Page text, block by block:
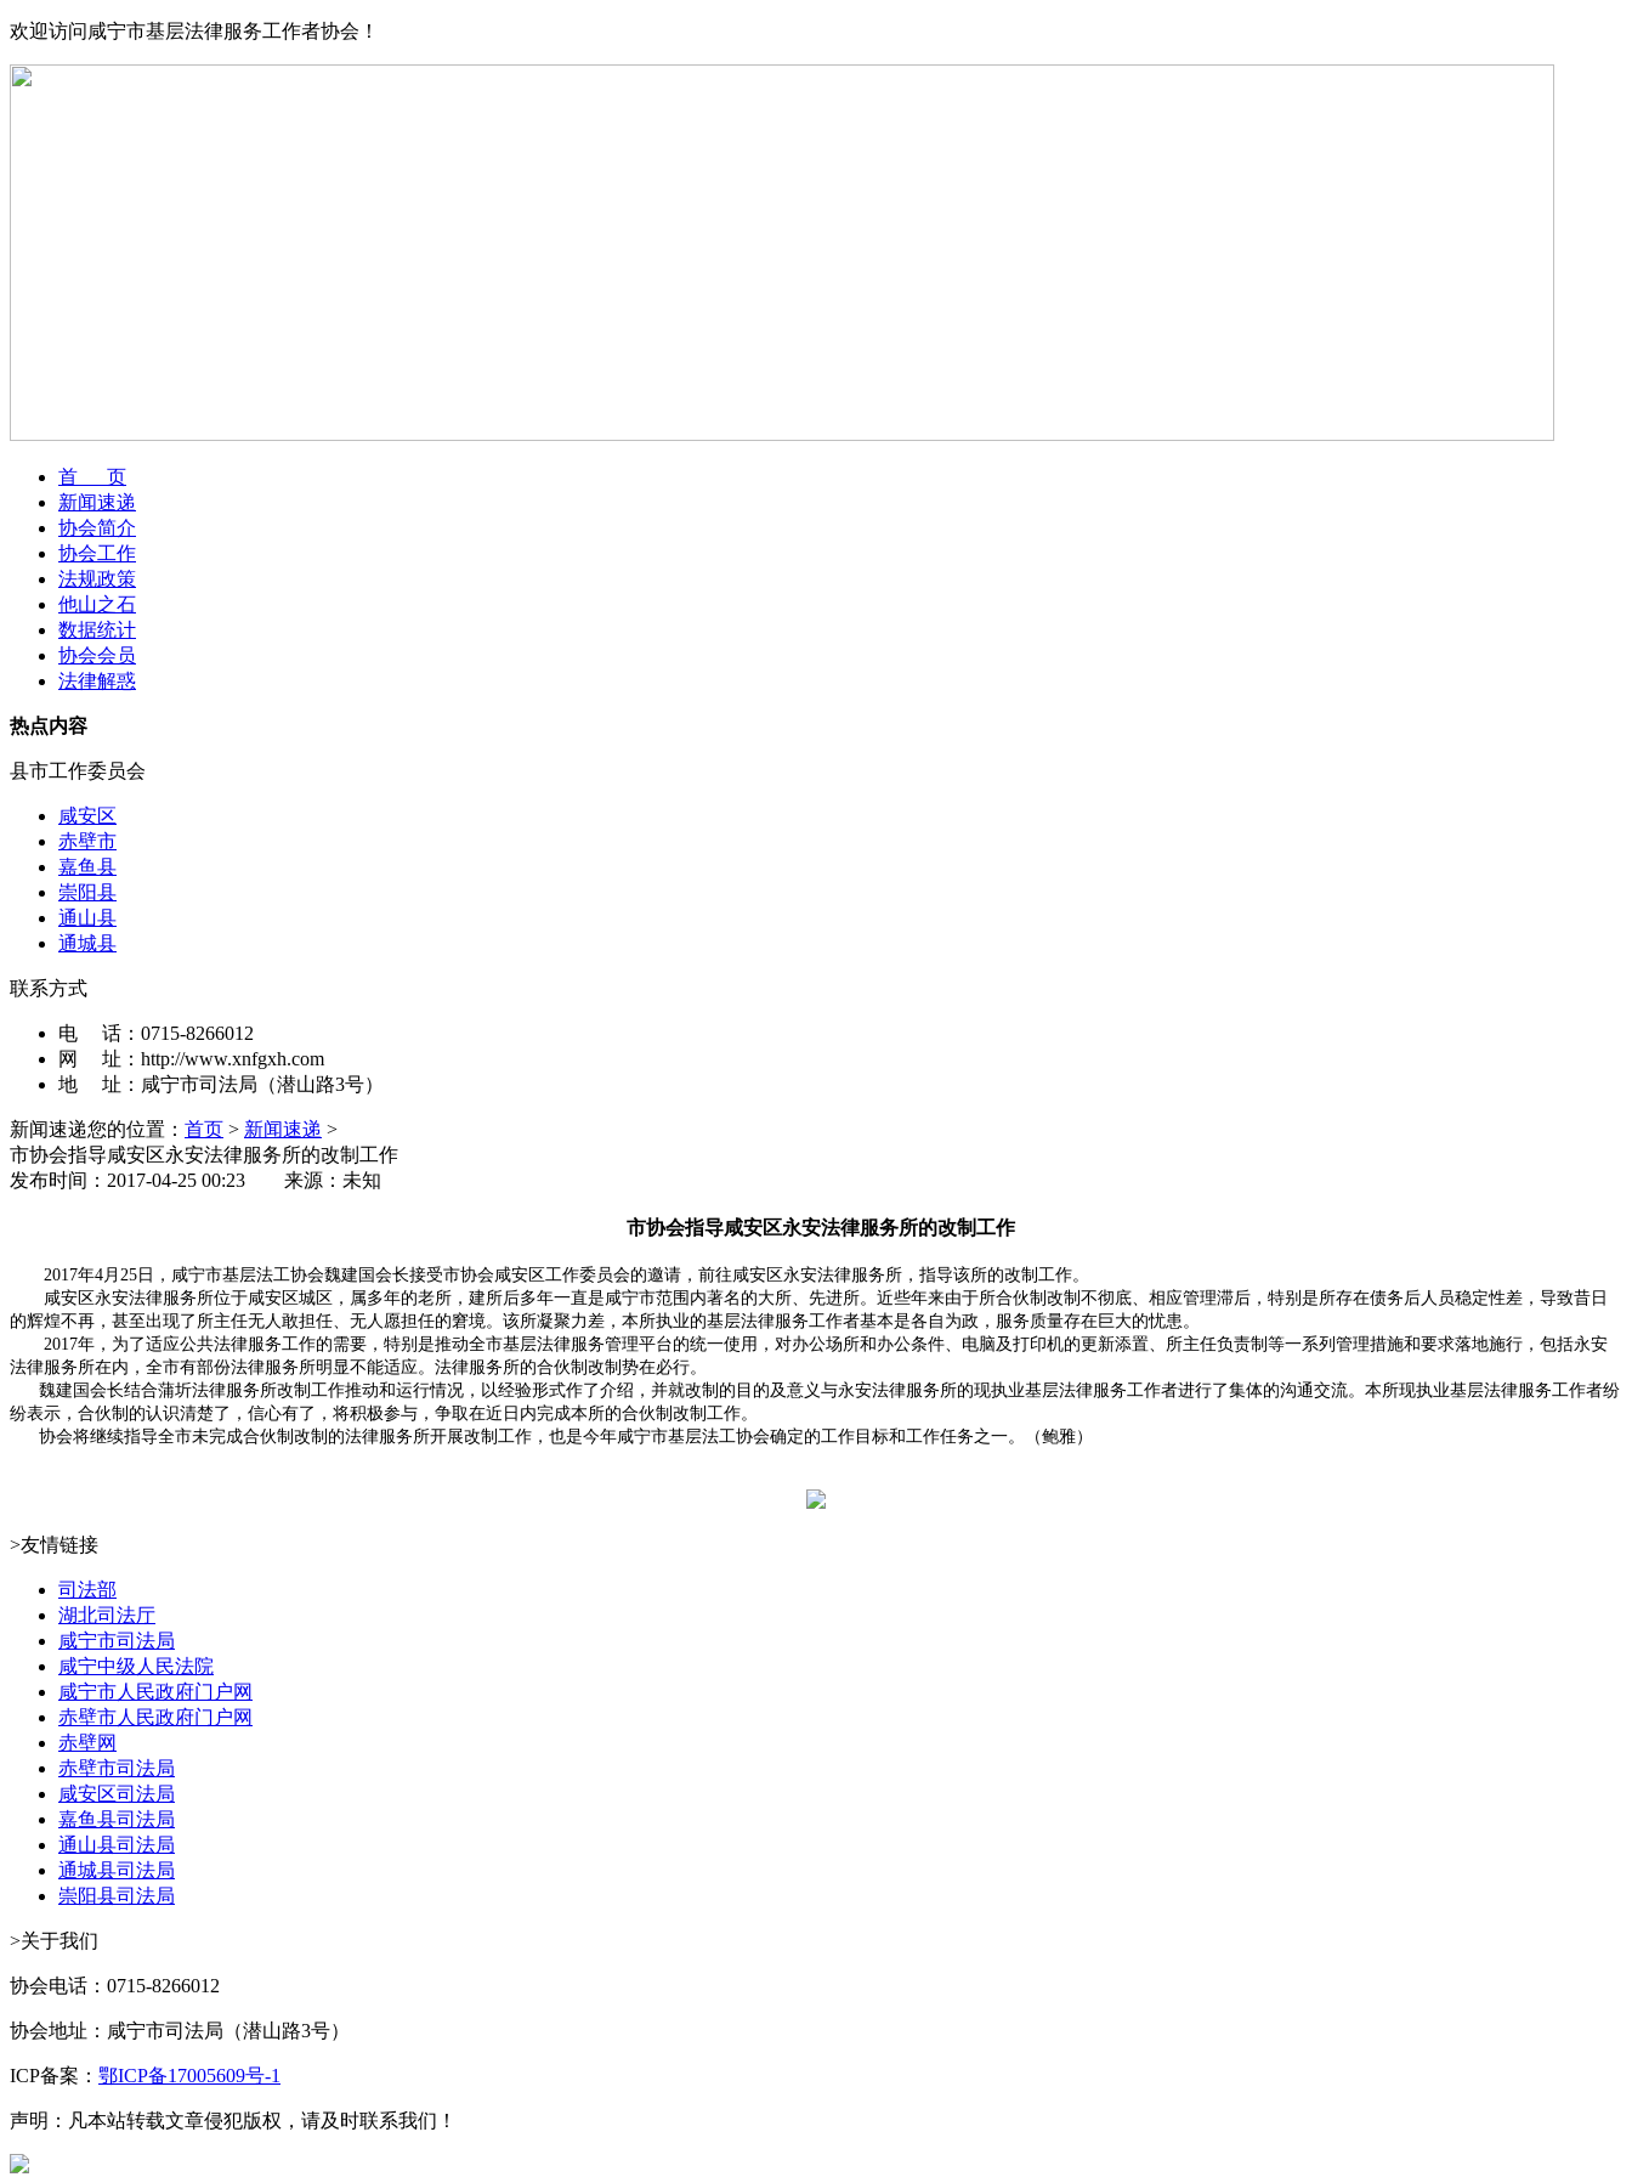
欢迎访问咸宁市基层法律服务工作者协会！
首 页
新闻速递
协会简介
协会工作
法规政策
他山之石
数据统计
协会会员
法律解惑
热点内容
县市工作委员会
咸安区
赤壁市
嘉鱼县
崇阳县
通山县
通城县
联系方式
电 话： 0715-8266012
网 址： http://www.xnfgxh.com
地 址： 咸宁市司法局（潜山路3号）
新闻速递您的位置： 首页 > 新闻速递 >
市协会指导咸安区永安法律服务所的改制工作
发布时间：2017-04-25 00:23 来源：未知
市协会指导咸安区永安法律服务所的改制工作
2017年4月25日，咸宁市基层法工协会魏建国会长接受市协会咸安区工作委员会的邀请，前往咸安区永安法律服务所，指导该所的改制工作。
咸安区永安法律服务所位于咸安区城区，属多年的老所，建所后多年一直是咸宁市范围内著名的大所、先进所。近些年来由于所合伙制改制不彻底、相应管理滞后，特别是所存在债务后人员稳定性差，导致昔日
的辉煌不再，甚至出现了所主任无人敢担任、无人愿担任的窘境。该所凝聚力差，本所执业的基层法律服务工作者基本是各自为政，服务质量存在巨大的忧患。
2017年，为了适应公共法律服务工作的需要，特别是推动全市基层法律服务管理平台的统一使用，对办公场所和办公条件、电脑及打印机的更新添置、所主任负责制等一系列管理措施和要求落地施行，包括永安
法律服务所在内，全市有部份法律服务所明显不能适应。法律服务所的合伙制改制势在必行。
魏建国会长结合蒲圻法律服务所改制工作推动和运行情况，以经验形式作了介绍，并就改制的目的及意义与永安法律服务所的现执业基层法律服务工作者进行了集体的沟通交流。本所现执业基层法律服务工作者纷
纷表示，合伙制的认识清楚了，信心有了，将积极参与，争取在近日内完成本所的合伙制改制工作。
协会将继续指导全市未完成合伙制改制的法律服务所开展改制工作，也是今年咸宁市基层法工协会确定的工作目标和工作任务之一。（鲍雅）
>友情链接
司法部
湖北司法厅
咸宁市司法局
咸宁中级人民法院
咸宁市人民政府门户网
赤壁市人民政府门户网
赤壁网
赤壁市司法局
咸安区司法局
嘉鱼县司法局
通山县司法局
通城县司法局
崇阳县司法局
>关于我们
协会电话：0715-8266012
协会地址：咸宁市司法局（潜山路3号）
ICP备案： 鄂ICP备17005609号-1
声明：凡本站转载文章侵犯版权，请及时联系我们！